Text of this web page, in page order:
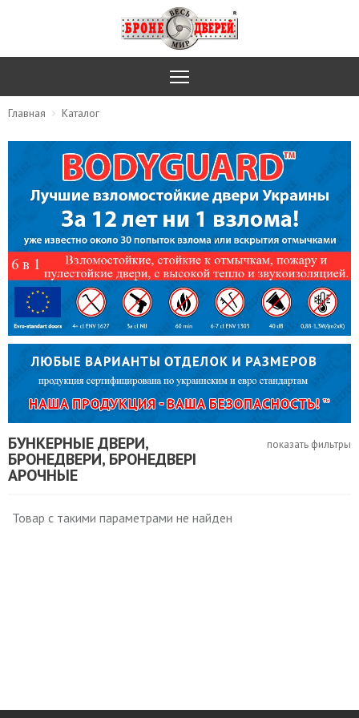
Главная Каталог
БУНКЕРНЫЕ ДВЕРИ,
БРОНЕДВЕРИ, БРОНЕДВЕРІ
АРОЧНЫЕ
показать фильтры
Товар с такими параметрами не найден